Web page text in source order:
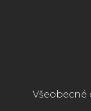
Všeobecné